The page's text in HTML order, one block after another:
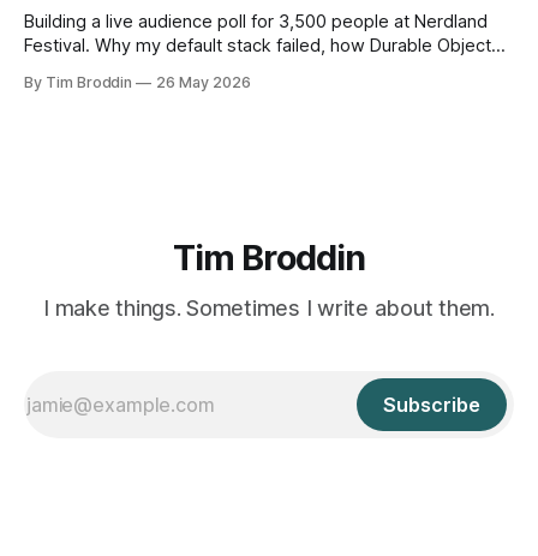
Building a live audience poll for 3,500 people at Nerdland
Festival. Why my default stack failed, how Durable Objects
curious 9-year-old .
By Tim Broddin 26 May 2026
Tim Broddin
I make things. Sometimes I write about them.
Subscribe